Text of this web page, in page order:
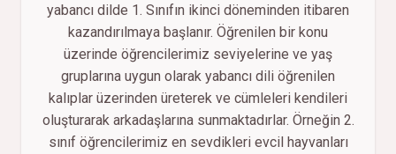
yabancı dilde 1. Sınıfın ikinci döneminden itibaren
kazandırılmaya başlanır. Öğrenilen bir konu
üzerinde öğrencilerimiz seviyelerine ve yaş
gruplarına uygun olarak yabancı dili öğrenilen
kalıplar üzerinden üreterek ve cümleleri kendileri
oluşturarak arkadaşlarına sunmaktadırlar. Örneğin 2.
sınıf öğrencilerimiz en sevdikleri evcil hayvanları